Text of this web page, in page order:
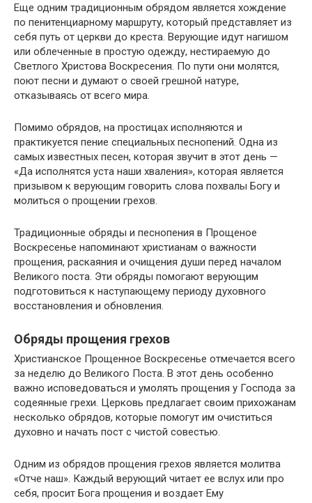
Еще одним традиционным обрядом является хождение
по пенитенциарному маршруту, который представляет из
себя путь от церкви до креста. Верующие идут нагишом
или облеченные в простую одежду, нестираемую до
Светлого Христова Воскресения. По пути они молятся,
поют песни и думают о своей грешной натуре,
отказываясь от всего мира.
Помимо обрядов, на простицах исполняются и
практикуется пение специальных песнопений. Одна из
самых известных песен, которая звучит в этот день —
«Да исполнятся уста наши хваления», которая является
призывом к верующим говорить слова похвалы Богу и
молиться о прощении грехов.
Традиционные обряды и песнопения в Прощеное
Воскресенье напоминают христианам о важности
прощения, раскаяния и очищения души перед началом
Великого поста. Эти обряды помогают верующим
подготовиться к наступающему периоду духовного
восстановления и обновления.
Обряды прощения грехов
Христианское Прощенное Воскресенье отмечается всего
за неделю до Великого Поста. В этот день особенно
важно исповедоваться и умолять прощения у Господа за
содеянные грехи. Церковь предлагает своим прихожанам
несколько обрядов, которые помогут им очиститься
духовно и начать пост с чистой совестью.
Одним из обрядов прощения грехов является молитва
«Отче наш». Каждый верующий читает ее вслух или про
себя, просит Бога прощения и воздает Ему